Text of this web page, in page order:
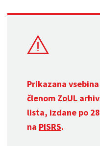
Prikazana
členom ZoUL
lista, izdane po
na PISRS.